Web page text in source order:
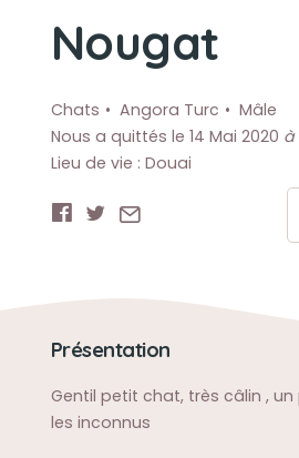
Nougat
Chats Angora Turc
Mâle
Nous a quittés le 14 Mai 2020 à
Lieu de vie : Douai
Présentation
Gentil petit chat, très câlin ,
les inconnus